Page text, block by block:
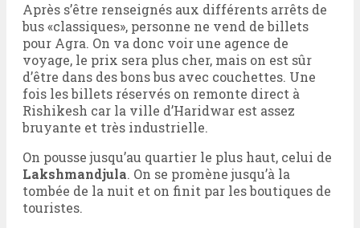
Après s’être renseignés aux différents arrêts de
bus «classiques», personne ne vend de billets
pour Agra. On va donc voir une agence de
voyage, le prix sera plus cher, mais on est sûr
d’être dans des bons bus avec couchettes. Une
fois les billets réservés on remonte direct à
Rishikesh car la ville d’Haridwar est assez
bruyante et très industrielle.
On pousse jusqu’au quartier le plus haut, celui de
Lakshmandjula. On se promène jusqu’à la
tombée de la nuit et on finit par les boutiques de
touristes.